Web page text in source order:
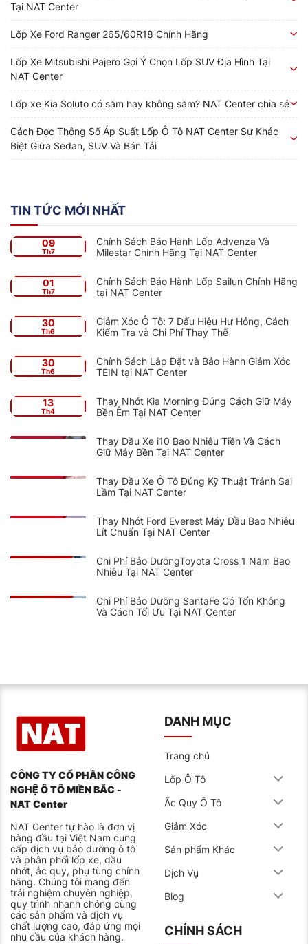
Tại NAT Center
Lốp Xe Ford Ranger 265/60R18 Chính Hãng
Lốp Xe Mitsubishi Pajero Gợi Ý Chọn Lốp SUV Địa Hình Tại
NAT Center
Lốp xe Kia Soluto có săm hay không săm? NAT Center chia sẻ
Cách Đọc Thông Số Áp Suất Lốp Ô Tô NAT Center Sự Khác
Biệt Giữa Sedan, SUV Và Bán Tải
TIN TỨC MỚI NHẤT
09
Th7
Chính Sách Bảo Hành Lốp Advenza Và
Milestar Chính Hãng Tại NAT Center
01
Th7
Chính Sách Bảo Hành Lốp Sailun Chính Hãng
tại NAT Center
30
Th6
Giảm Xóc Ô Tô: 7 Dấu Hiệu Hư Hỏng, Cách
Kiểm Tra và Chi Phí Thay Thế
30
Th6
Chính Sách Lắp Đặt và Bảo Hành Giảm Xóc
TEIN tại NAT Center
13
Th4
Thay Nhớt Kia Morning Đúng Cách Giữ Máy
Bền Êm Tại NAT Center
Thay Dầu Xe i10 Bao Nhiêu Tiền Và Cách
Giữ Máy Bền Tại NAT Center
Thay Dầu Xe Ô Tô Đúng Kỹ Thuật Tránh Sai
Lầm Tại NAT Center
Thay Nhớt Ford Everest Máy Dầu Bao Nhiêu
Lít Chuẩn Tại NAT Center
Chi Phí Bảo DưỡngToyota Cross 1 Năm Bao
Nhiêu Tại NAT Center
Chi Phí Bảo Dưỡng SantaFe Có Tốn Không
Và Cách Tối Ưu Tại NAT Center
CÔNG TY CỔ PHẦN CÔNG
NGHỆ Ô TÔ MIỀN BẮC -
NAT Center
NAT Center tự hào là đơn vị
hàng đầu tại Việt Nam cung
cấp dịch vụ bảo dưỡng ô tô
và phân phối lốp xe, dầu
nhớt, ắc quy, phụ tùng chính
hãng. Chúng tôi mang đến
trải nghiệm chuyên nghiệp,
quy trình nhanh chóng cùng
các sản phẩm và dịch vụ
chất lượng cao, đáp ứng mọi
nhu cầu của khách hàng.
DANH MỤC
Trang chủ
Lốp Ô Tô
Ắc Quy Ô Tô
Giảm Xóc
Sản phẩm Khác
Dịch Vụ
Blog
CHÍNH SÁCH